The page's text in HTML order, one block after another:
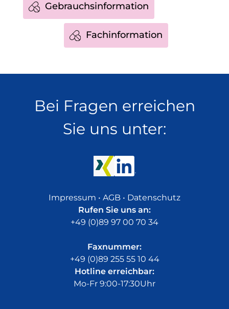
Gebrauchsinformation
Fachinformation
Bei Fragen erreichen
Sie uns unter:
Impressum • AGB • Datenschutz
Rufen Sie uns an:
+49 (0)89 97 00 70 34
Faxnummer:
+49 (0)89 255 55 10 44
Hotline erreichbar:
Mo-Fr 9:00-17:30Uhr